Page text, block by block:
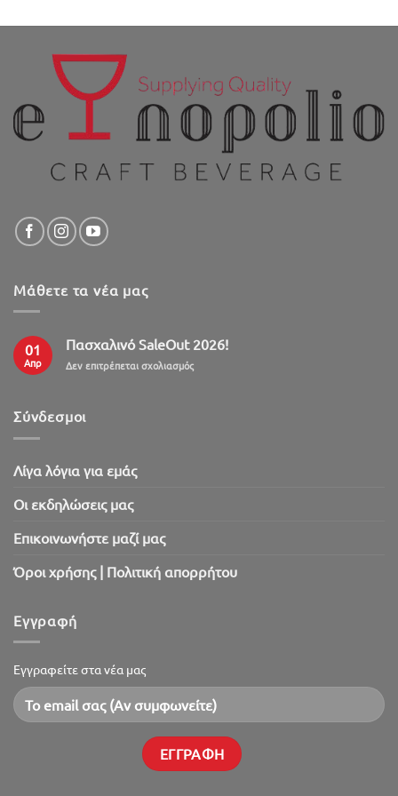
Μάθετε τα νέα μας
01
Απρ
Πασχαλινό SaleOut 2026!
Δεν επιτρέπεται σχολιασμόςστο
Σύνδεσμοι
Λίγα λόγια για εμάς
Oι εκδηλώσεις μας
Επικοινωνήστε μαζί μας
Όροι χρήσης | Πολιτική απορρήτου
Εγγραφή
Εγγραφείτε στα νέα μας